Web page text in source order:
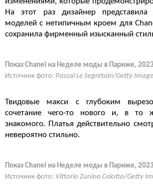
На этот раз дизайнер
моделей с нетипичным кроем для
сохранила фирменный изысканный
Показ Chanel на Неделе моды в Париже, 2023
Источник фото: Pascal Le Segretain/Getty
Твидовые макси с глубоким
сочетание чего-то нового и, в то
знакомого. Платья действительно
невероятно стильно.
Показ Chanel на Неделе моды в Париже, 2023
Источник фото: Vittorio Zunino Celotto/Getty